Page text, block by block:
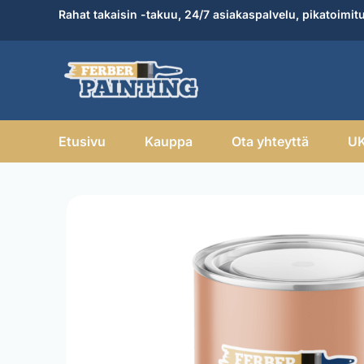
Rahat takaisin -takuu, 24/7 asiakaspalvelu,
Etusivu Kauppa Ota yhteyttä